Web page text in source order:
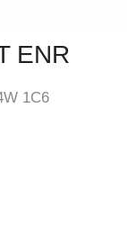
ENR
1C6